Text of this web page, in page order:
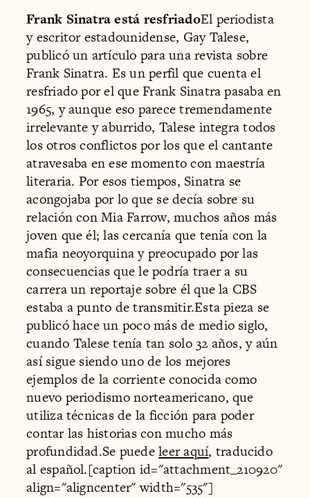
Frank Sinatra está resfriadoEl periodista
y escritor estadounidense, Gay Talese,
publicó un artículo para una revista sobre
Frank Sinatra. Es un perfil que cuenta el
resfriado por el que Frank Sinatra pasaba en
1965, y aunque eso parece tremendamente
irrelevante y aburrido, Talese integra todos
los otros conflictos por los que el cantante
atravesaba en ese momento con maestría
literaria. Por esos tiempos, Sinatra se
acongojaba por lo que se decía sobre su
relación con Mia Farrow, muchos años más
joven que él; las cercanía que tenía con la
mafia neoyorquina y preocupado por las
consecuencias que le podría traer a su
carrera un reportaje sobre él que la CBS
estaba a punto de transmitir.Esta pieza se
publicó hace un poco más de medio siglo,
cuando Talese tenía tan solo 32 años, y aún
así sigue siendo uno de los mejores
ejemplos de la corriente conocida como
nuevo periodismo norteamericano, que
utiliza técnicas de la ficción para poder
contar las historias con mucho más
profundidad.Se puedeleer aquí, traducido
al español.[caption id="attachment_210920"
align="aligncenter" width="535"]